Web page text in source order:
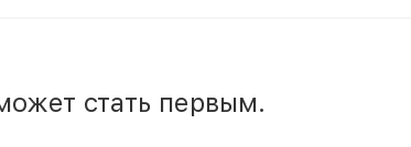
стать первым.